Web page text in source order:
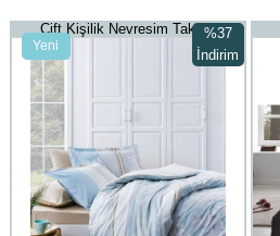
Çift Kişilik Nevresim Takımı%37
İndirim
Yeni
Ürün